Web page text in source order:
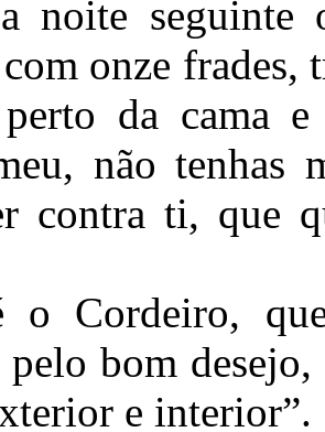
noite seguinte
com onze
da cama e
não
contra ti, que
o Cordeiro,
pelo bom
e interior”.